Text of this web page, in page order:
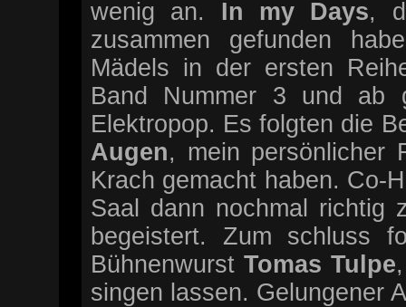
wenig an. In my Days,
zusammen gefunden
Mädels in der ersten
Band Nummer 3 und ab
Elektropop. Es folgten die
Augen, mein persönlicher
Krach gemacht haben. Co-
Saal dann nochmal richtig
begeistert. Zum schluss
Bühnenwurst Tomas Tulpe
singen lassen. Gelungener